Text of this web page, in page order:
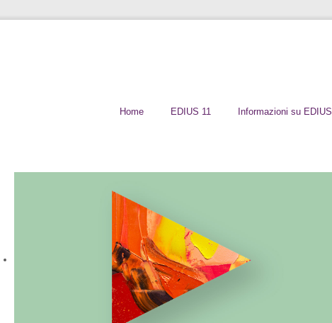
Home EDIUS 11 Informazioni su EDIUS